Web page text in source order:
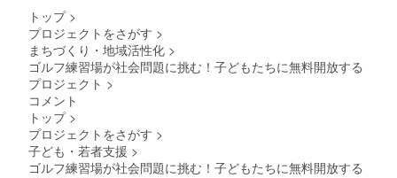
トップ >
プロジェクトをさがす >
まちづくり・地域活性化 >
ゴルフ練習場が社会問題に挑む！子どもたちに無料開放する
プロジェクト >
コメント
トップ >
プロジェクトをさがす >
子ども・若者支援 >
ゴルフ練習場が社会問題に挑む！子どもたちに無料開放する